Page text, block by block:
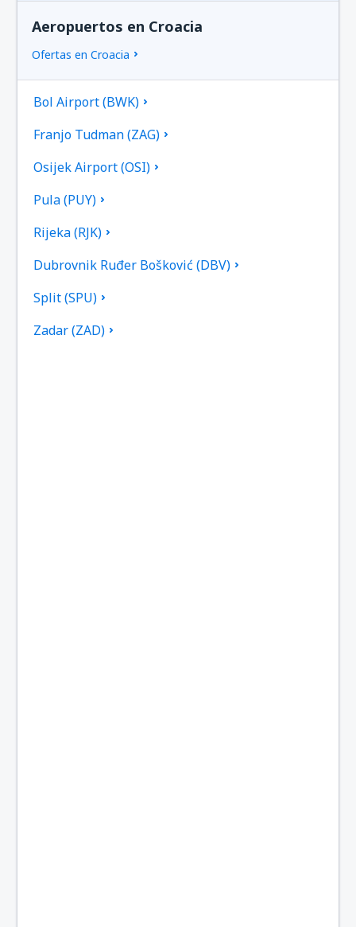
Aeropuertos en Croacia
Ofertas en Croacia
Bol Airport (BWK)
Franjo Tudman (ZAG)
Osijek Airport (OSI)
Pula (PUY)
Rijeka (RJK)
Dubrovnik Ruđer Bošković (DBV)
Split (SPU)
Zadar (ZAD)